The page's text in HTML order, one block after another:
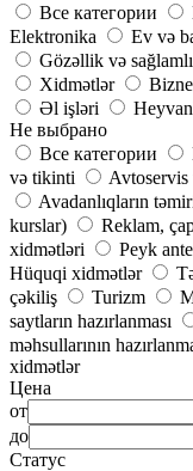
Все категории
Elektronika
Ev və
Gözəllik və
Xidmətlər
Əl işləri
Не выбрано
Все категории
və tikinti
Avtoservis
Avadanlıqların
kurslar)
Reklam,
xidmətləri
Peyk
Hüquqi xidmətlər
çəkiliş
Turizm
saytların hazırlanması
məhsullarının
xidmətlər
Цена
от
до
Статус